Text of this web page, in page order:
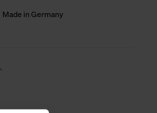
Made in Germany